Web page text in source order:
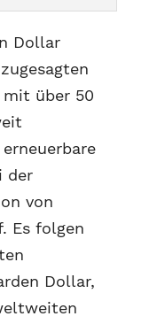
Dollar
über 50
der
von
Es folgen
Dollar,